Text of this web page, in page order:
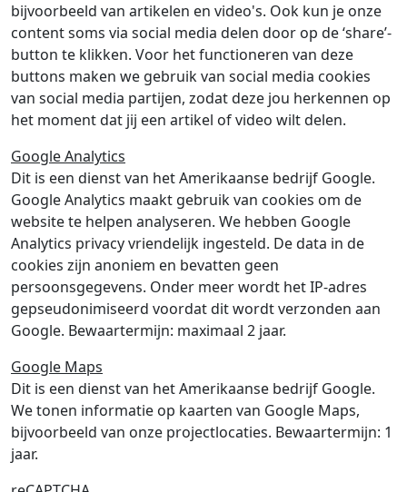
bijvoorbeeld van artikelen en video's. Ook kun je onze
content soms via social media delen door op de ‘share’-
button te klikken. Voor het functioneren van deze
buttons maken we gebruik van social media cookies
van social media partijen, zodat deze jou herkennen op
het moment dat jij een artikel of video wilt delen.
Google Analytics
Dit is een dienst van het Amerikaanse bedrijf Google.
Google Analytics maakt gebruik van cookies om de
website te helpen analyseren. We hebben Google
Analytics privacy vriendelijk ingesteld. De data in de
cookies zijn anoniem en bevatten geen
persoonsgegevens. Onder meer wordt het IP-adres
gepseudonimiseerd voordat dit wordt verzonden aan
Google. Bewaartermijn: maximaal 2 jaar.
Google Maps
Dit is een dienst van het Amerikaanse bedrijf Google.
We tonen informatie op kaarten van Google Maps,
bijvoorbeeld van onze projectlocaties. Bewaartermijn: 1
jaar.